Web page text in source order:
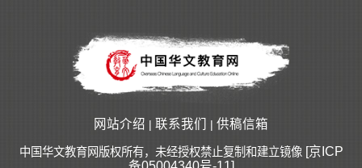
网站介绍 | 联系我们 | 供稿信箱
中国华文教育网版权所有，未经授权禁止复制和建立镜像 [京ICP